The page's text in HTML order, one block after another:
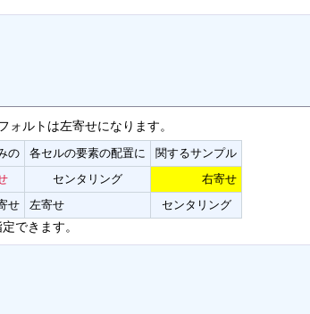
ルトは左寄せになります。
の 各セルの要素の配置に
関するサンプル
センタリング
右寄せ
せ
左寄せ センタリング
できます。